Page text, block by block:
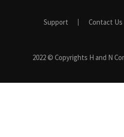
Support Contact Us
2022 © Copyrights H and N